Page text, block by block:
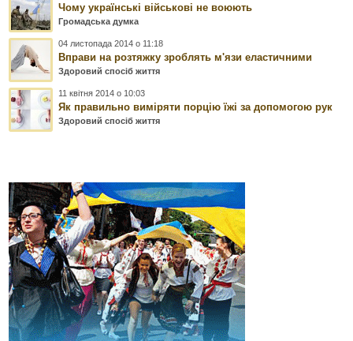
Чому українські військові не воюють
Громадська думка
04 листопада 2014 о 11:18
Вправи на розтяжку зроблять м'язи еластичними
Здоровий спосіб життя
11 квітня 2014 о 10:03
Як правильно виміряти порцію їжі за допомогою рук
Здоровий спосіб життя